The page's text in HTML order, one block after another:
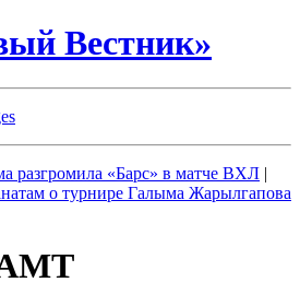
Вестник»
разгромила «Барс» в матче ВХЛ |
о турнире Галыма Жарылгапова
АМТ